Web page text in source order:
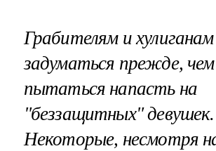
Грабителям и
задуматься прежде, чем
пытаться напасть на
"беззащитных" девушек.
Некоторые, несмотря